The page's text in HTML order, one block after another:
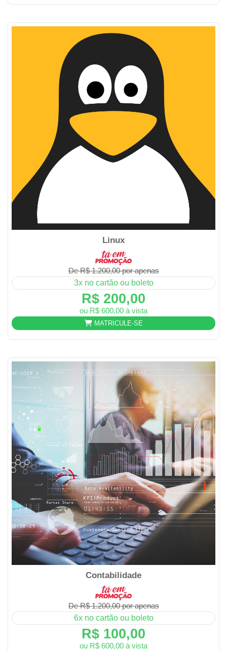
Linux
De R$ 1.200,00 por apenas
3x no cartão ou boleto
R$ 200,00
ou R$ 600,00 à vista
MATRICULE-SE
Contabilidade
De R$ 1.200,00 por apenas
6x no cartão ou boleto
R$ 100,00
ou R$ 600,00 à vista